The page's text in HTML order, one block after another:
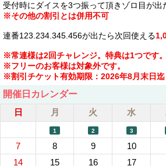
受付時にダイスを3つ振って頂きゾロ目が出
※その他の割引とは併用不可
連番123.234.345.456が出たら次回使える
※常連様は2回チャレンジ。特典は1つです。
※フリーのお客様は対象外です。
※割引チケット有効期限：2026年8月末日迄
開催日カレンダー
日 月 火 水
1 2 3
7
8 9 10
14
15 16 17